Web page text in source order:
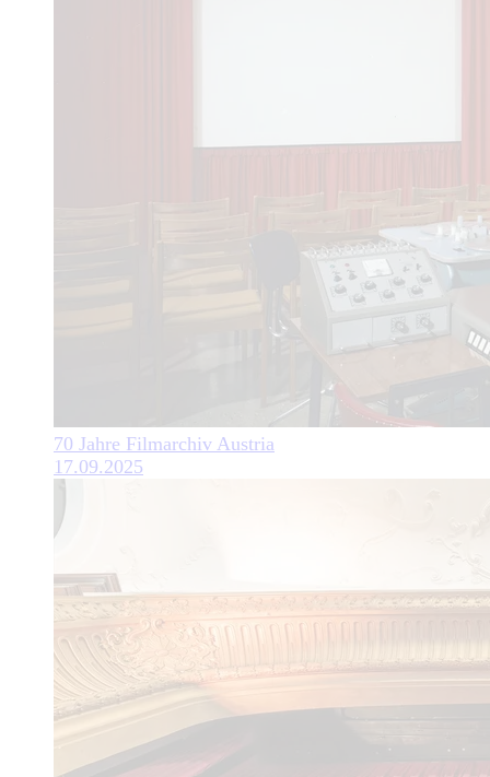
70 Jahre Filmarchiv Austria
17.09.2025